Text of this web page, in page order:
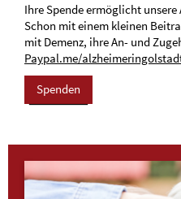
Ihre Spende ermöglicht unsere
Schon mit einem kleinen
mit Demenz, ihre An- und
Paypal.me/
Spenden